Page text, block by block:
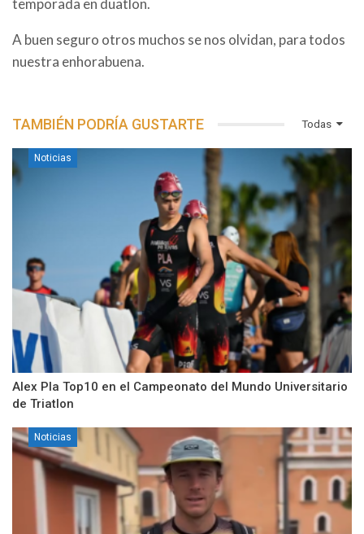
temporada en duatlon.
A buen seguro otros muchos se nos olvidan, para todos
nuestra enhorabuena.
Todas
TAMBIÉN PODRÍA GUSTARTE
Noticias
Alex Pla Top10 en el Campeonato del Mundo Universitario
de Triatlon
Noticias